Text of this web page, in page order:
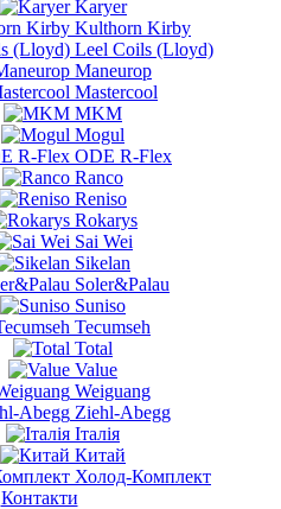
Karyer
Kulthorn Kirby
Leel Coils (Lloyd)
Maneurop
Mastercool
MKM
Mogul
ODE R-Flex
Ranco
Reniso
Rokarys
Sai Wei
Sikelan
Soler&Palau
Suniso
Tecumseh
Total
Value
Weiguang
Ziehl-Abegg
Італія
Китай
Холод-Комплект
Контакти